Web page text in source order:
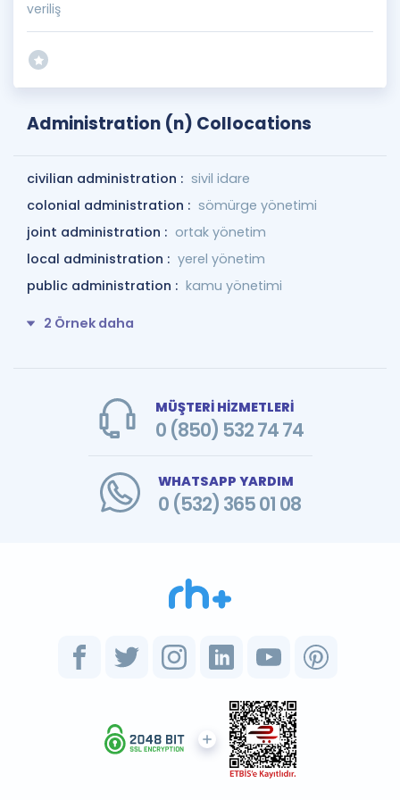
veriliş
Administration (n) Collocations
civilian administration : sivil idare
colonial administration : sömürge yönetimi
joint administration : ortak yönetim
local administration : yerel yönetim
public administration : kamu yönetimi
2 Örnek daha
MÜŞTERİ HİZMETLERİ
0 (850) 532 74 74
WHATSAPP YARDIM
0 (532) 365 01 08